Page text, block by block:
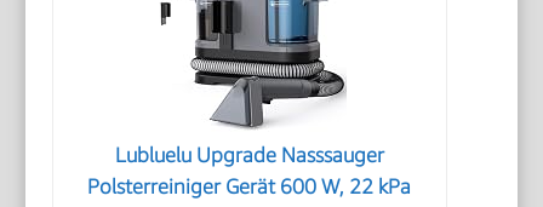
Lubluelu Upgrade Nasssauger
Polsterreiniger Gerät 600 W, 22 kPa